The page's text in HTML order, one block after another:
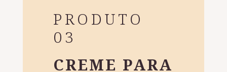
PRODUTO
03
CREME PARA